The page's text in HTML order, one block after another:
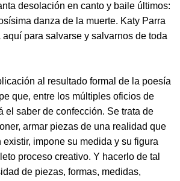
desolación en canto y baile últimos:
danza de la muerte. Katy Parra
aquí para salvarse y salvarnos de toda
al resultado formal de la poesía
que, entre los múltiples oficios de
el saber de confección. Se trata de
armar piezas de una realidad que
existir, impone su medida y su figura
proceso creativo. Y hacerlo de tal
de piezas, formas, medidas,